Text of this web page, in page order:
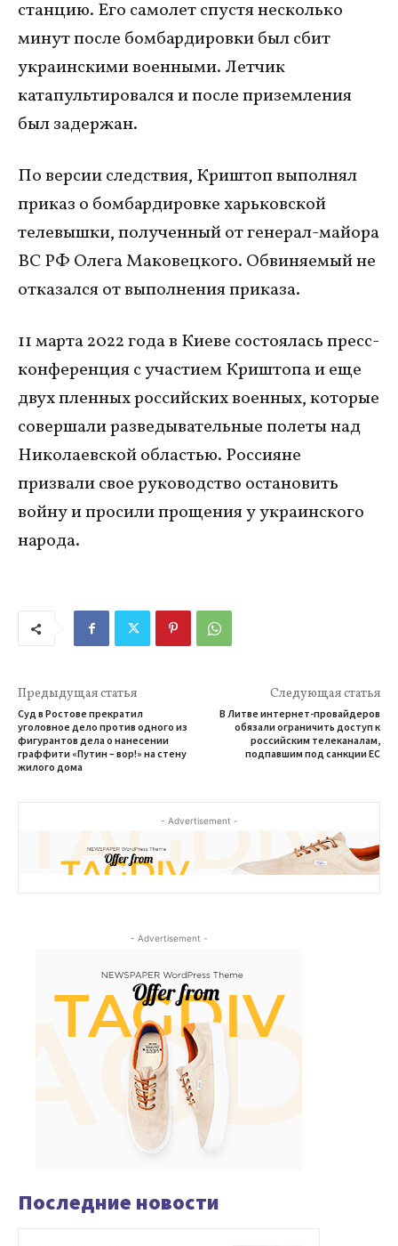
станцию. Его самолет спустя несколько
минут после бомбардировки был сбит
украинскими военными. Летчик
катапультировался и после приземления
был задержан.
По версии следствия, Криштоп выполнял
приказ о бомбардировке харьковской
телевышки, полученный от генерал-майора
ВС РФ Олега Маковецкого. Обвиняемый не
отказался от выполнения приказа.
11 марта 2022 года в Киеве состоялась пресс-
конференция с участием Криштопа и еще
двух пленных российских военных, которые
совершали разведывательные полеты над
Николаевской областью. Россияне
призвали свое руководство остановить
войну и просили прощения у украинского
народа.
Предыдущая статья
Суд в Ростове прекратил
уголовное дело против одного из
фигурантов дела о нанесении
граффити «Путин – вор!» на стену
жилого дома
Следующая статья
В Литве интернет-провайдеров
обязали ограничить доступ к
российским телеканалам,
подпавшим под санкции ЕС
- Advertisement -
- Advertisement -
Последние новости